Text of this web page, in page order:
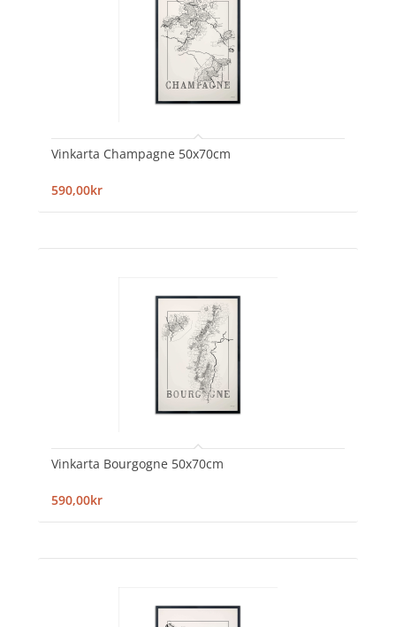
Vinkarta Champagne 50x70cm
590,00kr
Vinkarta Bourgogne 50x70cm
590,00kr